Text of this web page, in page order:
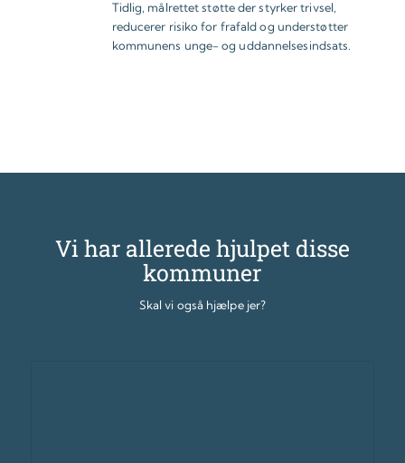
Tidlig, målrettet støtte der styrker trivsel,
reducerer risiko for frafald og understøtter
kommunens unge- og uddannelsesindsats.
Vi har allerede hjulpet disse
kommuner
Skal vi også hjælpe jer?